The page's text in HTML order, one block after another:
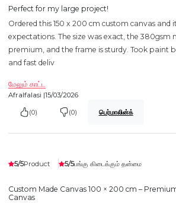
Perfect for my large project!
Ordered this 150 x 200 cm custom canvas and
expectations. The size was exact, the 380gsm
premium, and the frame is sturdy. Took paint
and fast deliv
மேலும் காட்ட
Afralfalasi |15/03/2026
(0) (0) பெர்மாலின்க்
5/5Product 5/5பங்கு கிடைக்கும் தன்மை
Custom Made Canvas 100 × 200 cm –
Canvas